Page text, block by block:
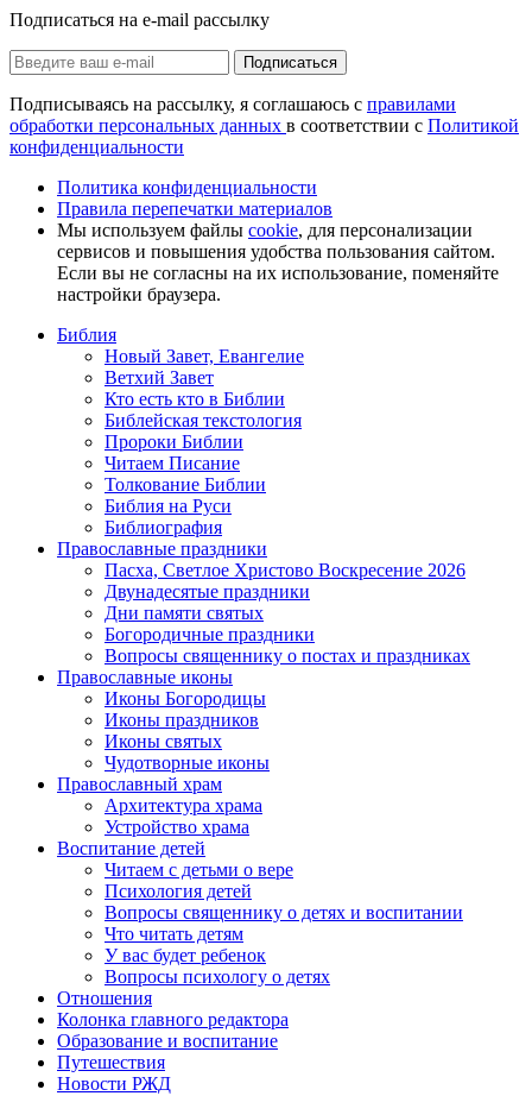
Подписаться на e-mail рассылку
Подписаться
Подписываясь на рассылку, я соглашаюсь с правилами
обработки персональных данных в соответствии с Политикой
конфиденциальности
Политика конфиденциальности
Правила перепечатки материалов
Мы используем файлы cookie, для персонализации
сервисов и повышения удобства пользования сайтом.
Если вы не согласны на их использование, поменяйте
настройки браузера.
Библия
Новый Завет, Евангелие
Ветхий Завет
Кто есть кто в Библии
Библейская текстология
Пророки Библии
Читаем Писание
Толкование Библии
Библия на Руси
Библиография
Православные праздники
Пасха, Светлое Христово Воскресение 2026
Двунадесятые праздники
Дни памяти святых
Богородичные праздники
Вопросы священнику о постах и праздниках
Православные иконы
Иконы Богородицы
Иконы праздников
Иконы святых
Чудотворные иконы
Православный храм
Архитектура храма
Устройство храма
Воспитание детей
Читаем с детьми о вере
Психология детей
Вопросы священнику о детях и воспитании
Что читать детям
У вас будет ребенок
Вопросы психологу о детях
Отношения
Колонка главного редактора
Образование и воспитание
Путешествия
Новости РЖД